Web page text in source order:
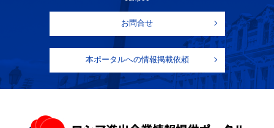
お問合せ
本ポータルへの情報掲載依頼